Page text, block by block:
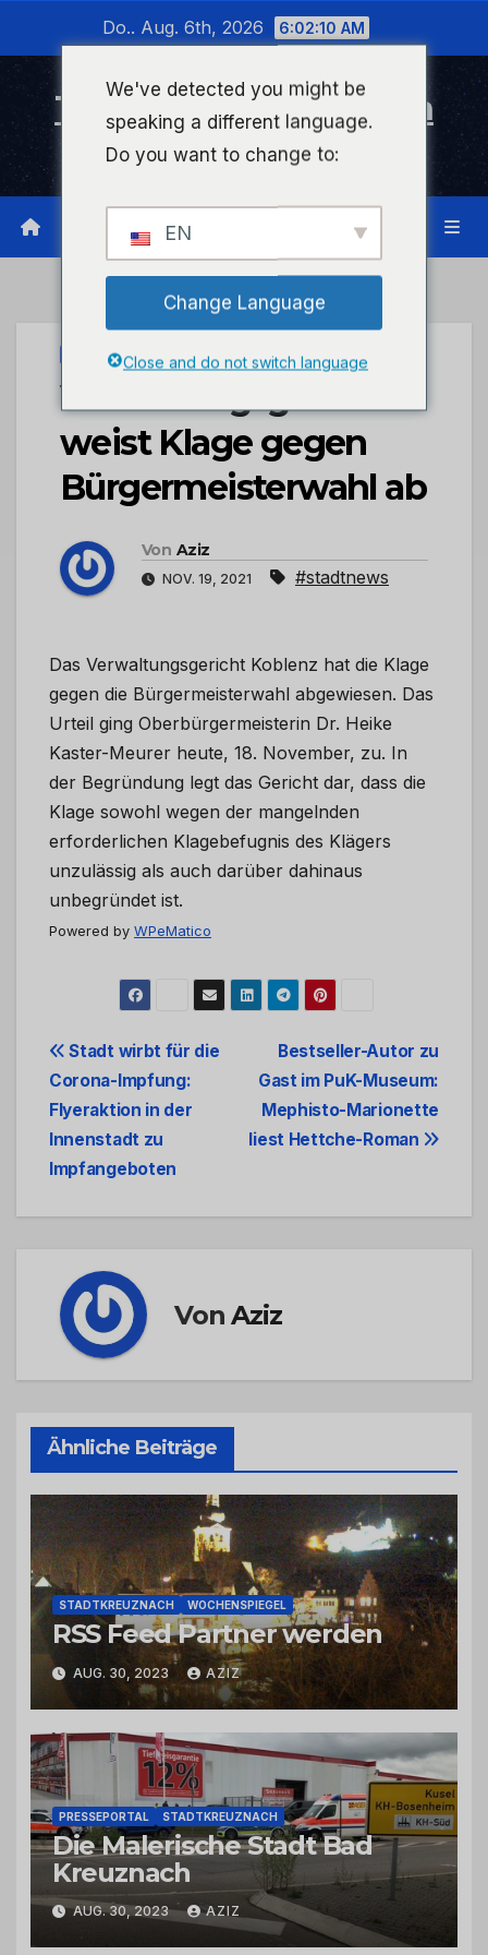
wechseln
Do.. Aug. 6th, 2026 6:02:10 AM
Timeline Bad Kreuznach
Infonetzwerk für Bad Kreuznach
STADTKREUZNACH
Verwaltungsgericht
weist Klage gegen
Bürgermeisterwahl ab
Von Aziz
NOV. 19, 2021 #stadtnews
Das Verwaltungsgericht Koblenz hat die Klage
gegen die Bürgermeisterwahl abgewiesen. Das
Urteil ging Oberbürgermeisterin Dr. Heike
Kaster-Meurer heute, 18. November, zu. In
der Begründung legt das Gericht dar, dass die
Klage sowohl wegen der mangelnden
erforderlichen Klagebefugnis des Klägers
unzulässig als auch darüber dahinaus
unbegründet ist.
Powered by WPeMatico
Beitrags-
Navigation
Bestseller-Autor zu
Gast im PuK-Museum:
Mephisto-Marionette
liest Hettche-Roman
Stadt wirbt für die
Corona-Impfung:
Flyeraktion in der
Innenstadt zu
Impfangeboten
VonAziz
Ähnliche Beiträge
STADTKREUZNACH WOCHENSPIEGEL
RSS Feed Partner werden
AUG. 30, 2023 AZIZ
PRESSEPORTAL STADTKREUZNACH
Die Malerische Stadt Bad
Kreuznach
AUG. 30, 2023 AZIZ
We've detected you might be
speaking a different language.
Do you want to change to:
EN
Change Language
Close and do not switch language